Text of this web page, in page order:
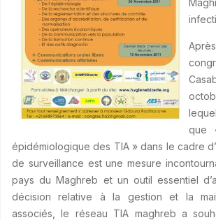
que
épidémiologique des TIA » dans le cadre
de surveillance est une mesure
pays du Maghreb et un outil essentiel
décision relative à la gestion et la
associés, le réseau TIA maghreb a